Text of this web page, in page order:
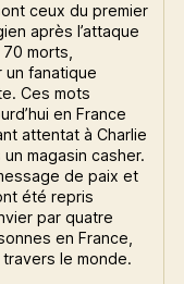
ceux du premier
après l’attaque
morts,
un fanatique
Ces mots
en France
attentat à Charlie
magasin casher.
de paix et
été repris
par quatre
en France,
le monde.